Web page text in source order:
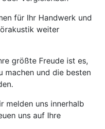
für Ihr Handwerk und
weiter
größte Freude ist es,
machen und die besten
melden uns innerhalb
uns auf Ihre